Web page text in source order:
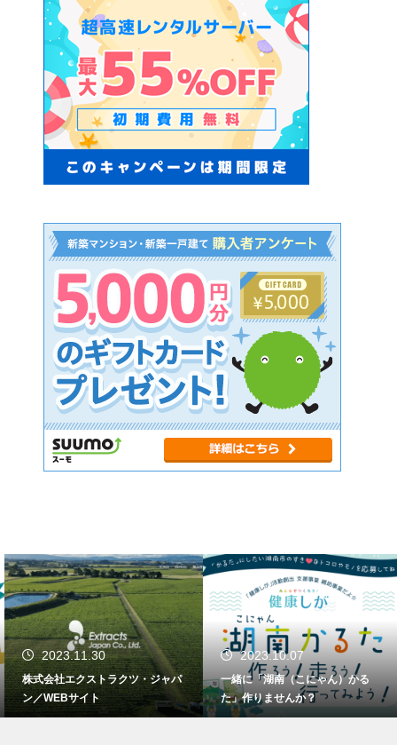
2023.11.30
株式会社エクストラクツ・ジャパ
ン／WEBサイト
2023.10.07
一緒に「湖南（こにゃん）かる
た」作りませんか？